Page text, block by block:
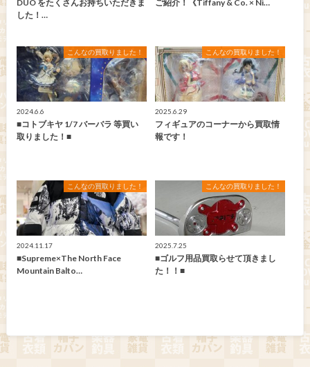
DUO をたくさんお持ちいただきま
した！…
ご紹介！《Tiffany & Co. × Ni…
こんなの買取りました！
2024.6.6
■コトブキヤ 1/7 バーバラ 等買い
取りました！■
こんなの買取りました！
2025.6.29
フィギュアのコーナーから買取情
報です！
こんなの買取りました！
2024.11.17
■Supreme×The North Face
Mountain Balto…
こんなの買取りました！
2025.7.25
■ゴルフ用品買取らせて頂きまし
た！！■